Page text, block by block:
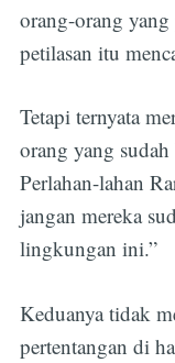
orang-orang
petilasan itu
Tetapi ternyata
orang yang
Perlahan-lahan
jangan mereka
lingkungan ini.”
Keduanya tidak
pertentangan di